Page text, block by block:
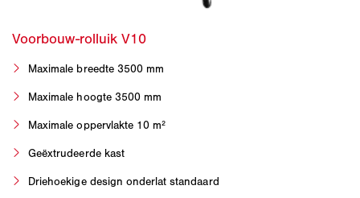
Maximale breedte 3500 mm
Maximale hoogte 3500 mm
Maximale oppervlakte 10 m²
Geëxtrudeerde kast
Driehoekige design onderlat standaard